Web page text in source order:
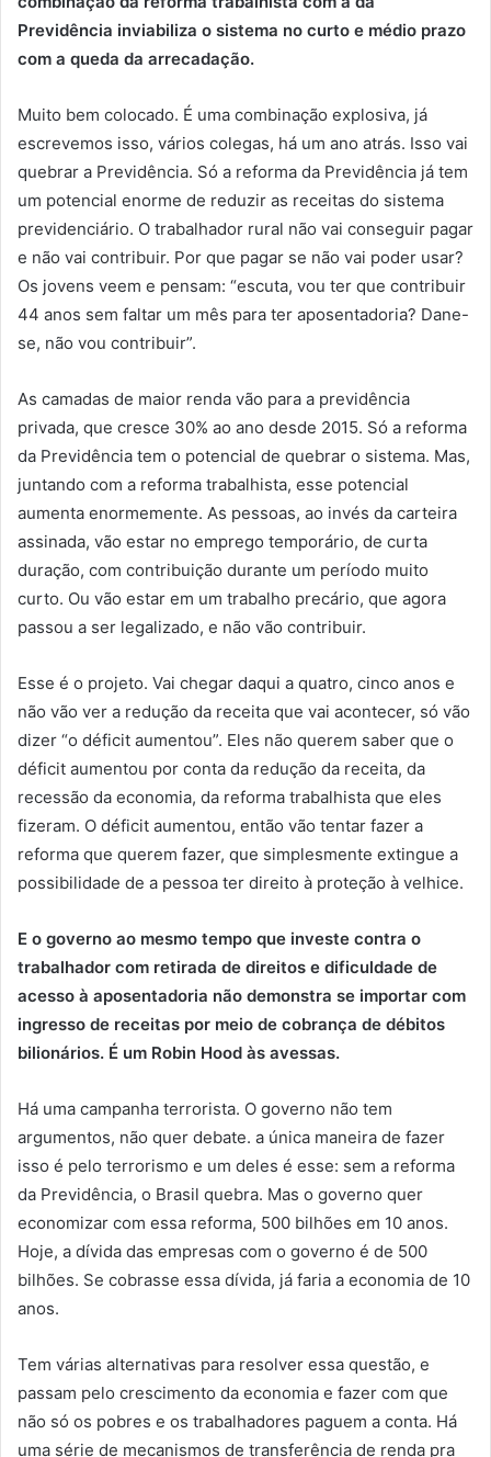
Previdência inviabiliza o sistema no curto e médio prazo
com a queda da arrecadação.
Muito bem colocado. É uma combinação explosiva, já
escrevemos isso, vários colegas, há um ano atrás. Isso vai
quebrar a Previdência. Só a reforma da Previdência já tem
um potencial enorme de reduzir as receitas do sistema
previdenciário. O trabalhador rural não vai conseguir pagar
e não vai contribuir. Por que pagar se não vai poder usar?
Os jovens veem e pensam: “escuta, vou ter que contribuir
44 anos sem faltar um mês para ter aposentadoria? Dane-
se, não vou contribuir”.
As camadas de maior renda vão para a previdência
privada, que cresce 30% ao ano desde 2015. Só a reforma
da Previdência tem o potencial de quebrar o sistema. Mas,
juntando com a reforma trabalhista, esse potencial
aumenta enormemente. As pessoas, ao invés da carteira
assinada, vão estar no emprego temporário, de curta
duração, com contribuição durante um período muito
curto. Ou vão estar em um trabalho precário, que agora
passou a ser legalizado, e não vão contribuir.
Esse é o projeto. Vai chegar daqui a quatro, cinco anos e
não vão ver a redução da receita que vai acontecer, só vão
dizer “o déficit aumentou”. Eles não querem saber que o
déficit aumentou por conta da redução da receita, da
recessão da economia, da reforma trabalhista que eles
fizeram. O déficit aumentou, então vão tentar fazer a
reforma que querem fazer, que simplesmente extingue a
possibilidade de a pessoa ter direito à proteção à velhice.
E o governo ao mesmo tempo que investe contra o
trabalhador com retirada de direitos e dificuldade de
acesso à aposentadoria não demonstra se importar com
ingresso de receitas por meio de cobrança de débitos
bilionários. É um Robin Hood às avessas.
Há uma campanha terrorista. O governo não tem
argumentos, não quer debate. a única maneira de fazer
isso é pelo terrorismo e um deles é esse: sem a reforma
da Previdência, o Brasil quebra. Mas o governo quer
economizar com essa reforma, 500 bilhões em 10 anos.
Hoje, a dívida das empresas com o governo é de 500
bilhões. Se cobrasse essa dívida, já faria a economia de 10
anos.
Tem várias alternativas para resolver essa questão, e
passam pelo crescimento da economia e fazer com que
não só os pobres e os trabalhadores paguem a conta. Há
uma série de mecanismos de transferência de renda pra